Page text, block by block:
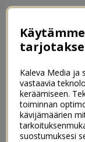
←
Kaleva Media ja
vastaavia
keräämiseen.
toiminnan
kävijämäärien
suostumuksesi